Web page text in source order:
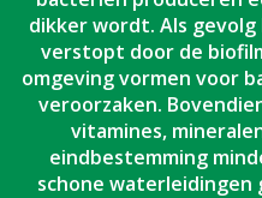
dikker wordt. Als
verstopt door de
omgeving vormen voor
veroorzaken.
vitamines,
eindbestemming
schone waterleidingen